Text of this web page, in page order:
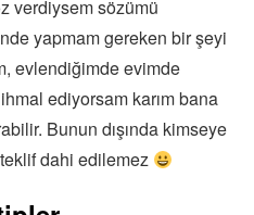
verdiysem sözümü
yapmam gereken bir şeyi
evlendiğimde evimde
ediyorsam karım bana
Bunun dışında kimseye
dahi edilemez